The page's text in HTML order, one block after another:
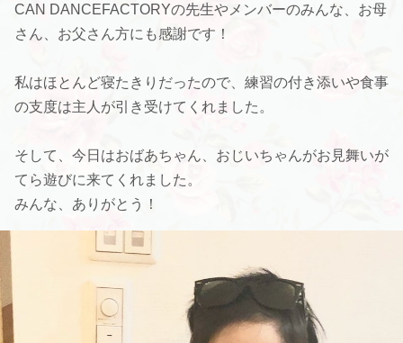
CAN DANCEFACTORYの先生やメンバーのみんな、お母
さん、お父さん方にも感謝です！
私はほとんど寝たきりだったので、練習の付き添いや食事
の支度は主人が引き受けてくれました。
そして、今日はおばあちゃん、おじいちゃんがお見舞いが
てら遊びに来てくれました。
みんな、ありがとう！